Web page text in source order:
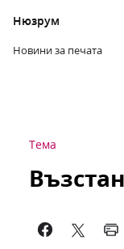
Нюзрум
Новини за печата
Тема